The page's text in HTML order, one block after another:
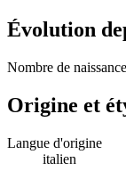
Évolution
Nombre de
Origine et
Langue d'origine
italien